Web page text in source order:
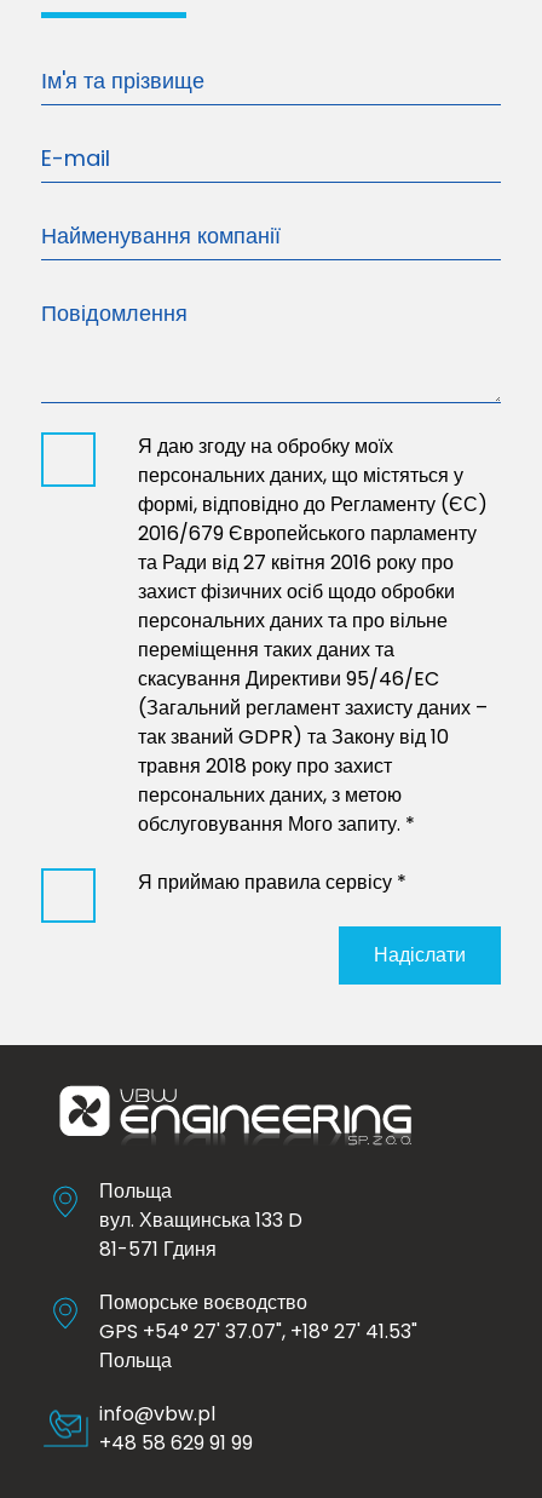
Я даю згоду на обробку моїх
персональних даних, що містяться у
формі, відповідно до Регламенту (ЄС)
2016/679 Європейського парламенту
та Ради від 27 квітня 2016 року про
захист фізичних осіб щодо обробки
персональних даних та про вільне
переміщення таких даних та
скасування Директиви 95/46/EC
(Загальний регламент захисту даних –
так званий GDPR) та Закону від 10
травня 2018 року про захист
персональних даних, з метою
обслуговування Мого запиту. *
Я приймаю правиласервісу *
Надіслати
Польща
вул. Хващинська 133 D
81-571 Гдиня
Поморське воєводство
GPS +54° 27' 37.07", +18° 27' 41.53"
Польща
info@vbw.pl
+48 58 629 91 99